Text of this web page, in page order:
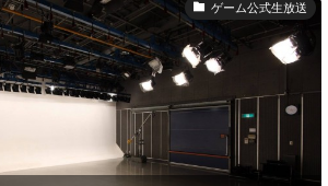
ゲーム公式生放送